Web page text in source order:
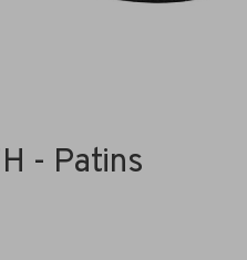
- Patins